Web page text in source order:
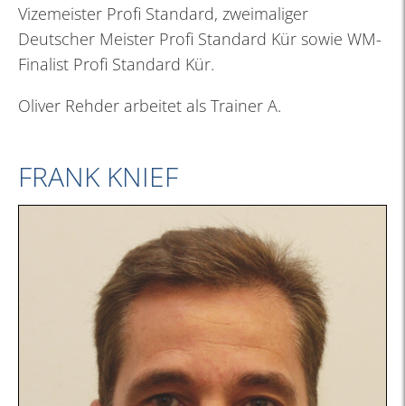
Vizemeister Profi Standard, zweimaliger
Deutscher Meister Profi Standard Kür sowie WM-
Finalist Profi Standard Kür.
Oliver Rehder arbeitet als Trainer A.
FRANK KNIEF